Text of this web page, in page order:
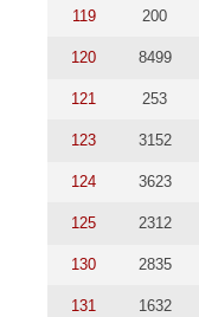
119 200
120 8499
121 253
123 3152
124 3623
125 2312
130 2835
131 1632